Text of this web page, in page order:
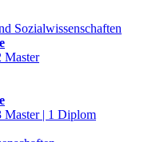
Sozialwissenschaften
Master
Master | 1 Diplom